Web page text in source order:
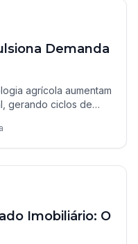
Demanda
agrícola aumentam
gerando ciclos de
Imobiliário: O